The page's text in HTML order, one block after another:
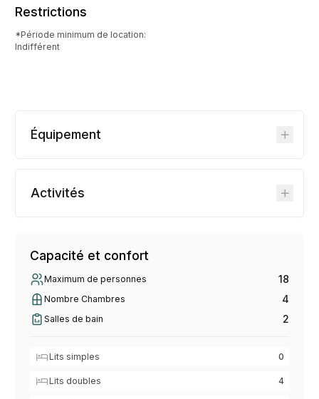
Restrictions
*Période minimum de location:
Indifférent
Équipement
Activités
Capacité et confort
Maximum de personnes 18
Nombre Chambres 4
Salles de bain 2
Lits simples 0
Lits doubles 4